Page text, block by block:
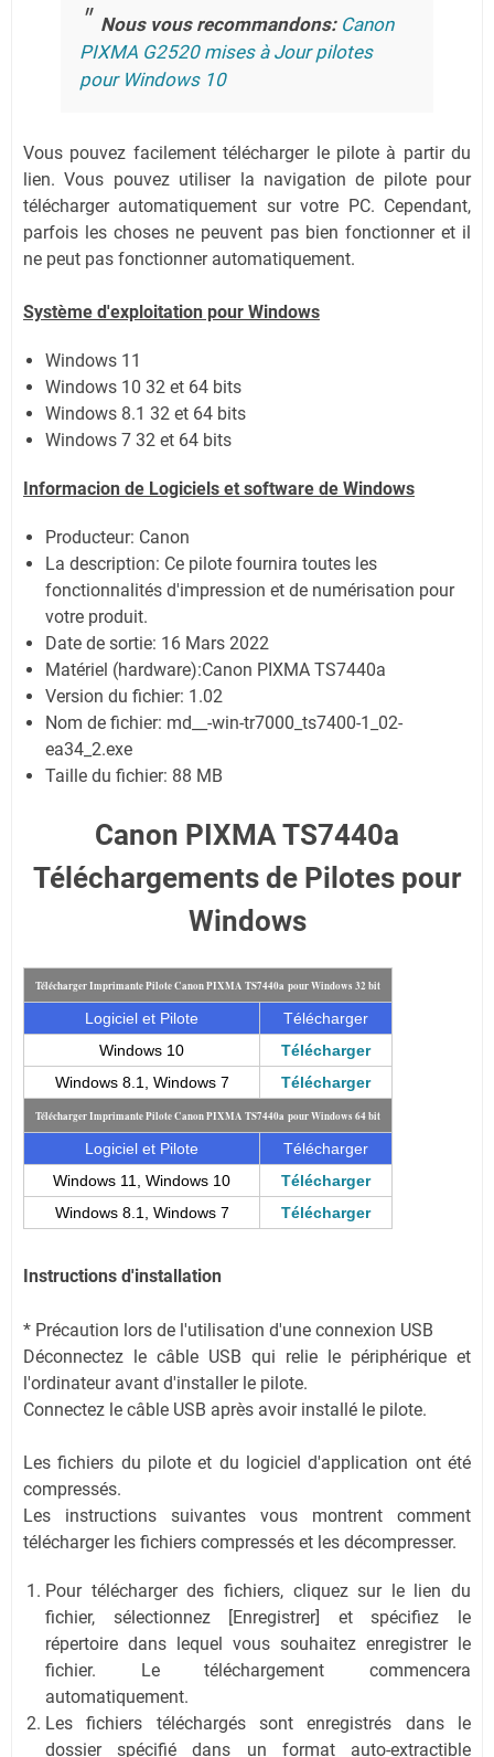
Nous vous recommandons: Canon
PIXMA G2520 mises à Jour pilotes
pour Windows 10
Vous pouvez facilement télécharger le pilote à partir du
lien.Vous pouvez utiliser la navigation de pilote pour
télécharger automatiquement sur votre PC. Cependant,
parfois les choses ne peuvent pas bien fonctionner et il
ne peut pas fonctionner automatiquement.
Système d'exploitation pour Windows
Windows 11
Windows 10 32 et 64 bits
Windows 8.1 32 et 64 bits
Windows 7 32 et 64 bits
Informacion de Logiciels et software de Windows
Producteur: Canon
La description: Ce pilote fournira toutes les
fonctionnalités d'impression et de numérisation pour
votre produit.
Date de sortie: 16 Mars 2022
Matériel (hardware):Canon PIXMA TS7440a
Version du fichier: 1.02
Nom de fichier: md__-win-tr7000_ts7400-1_02-
ea34_2.exe
Taille du fichier: 88 MB
Canon PIXMA TS7440a
Téléchargements de Pilotes pour
Windows
Télécharger Imprimante Pilote Canon PIXMA TS7440a pour Windows 32 bit
Logiciel et Pilote
Télécharger
Windows 10
Télécharger
Windows 8.1, Windows 7
Télécharger
Télécharger Imprimante Pilote Canon PIXMA TS7440a pour Windows 64 bit
Logiciel et Pilote
Télécharger
Windows 11, Windows 10
Télécharger
Windows 8.1, Windows 7
Télécharger
Instructions d'installation
* Précaution lors de l'utilisation d'une connexion USB
Déconnectez le câble USB qui relie le périphérique et
l'ordinateur avant d'installer le pilote.
Connectez le câble USB après avoir installé le pilote.
Les fichiers du pilote et du logiciel d'application ont été
compressés.
Les instructions suivantes vous montrent comment
télécharger les fichiers compressés et les décompresser.
Pour télécharger des fichiers, cliquez sur le lien du
fichier, sélectionnez [Enregistrer] et spécifiez le
répertoire dans lequel vous souhaitez enregistrer le
fichier. Le téléchargement commencera
automatiquement.
Les fichiers téléchargés sont enregistrés dans le
dossier spécifié dans un format auto-extractible